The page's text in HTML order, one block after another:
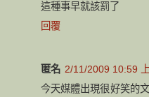
這種事早就該罰了
回覆
匿名 2/11/2009 10:59
今天媒體出現很好笑的